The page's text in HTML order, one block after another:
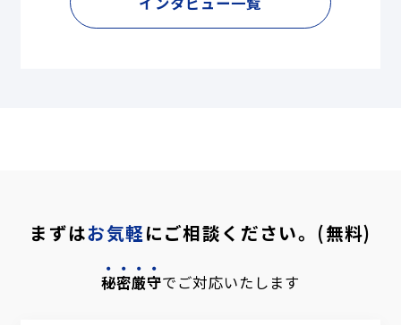
まずはお気軽にご相談ください。(無料)
秘密厳守でご対応いたします